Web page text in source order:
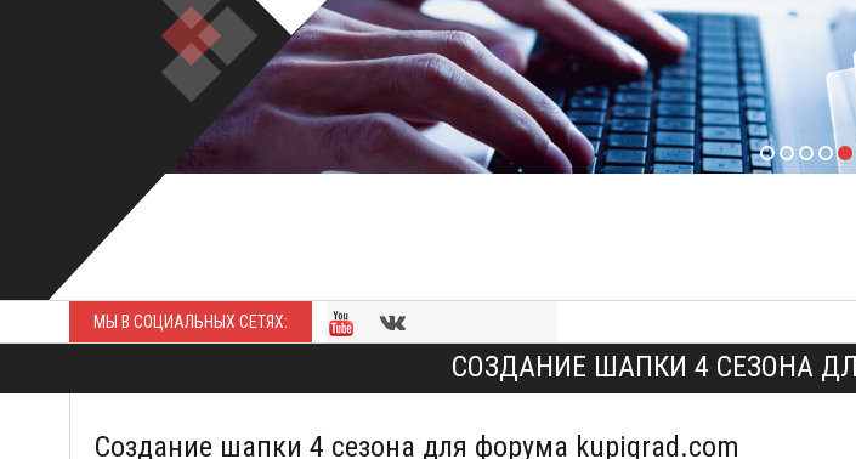
МЫ В СОЦИАЛЬНЫХ СЕТЯХ:
СОЗДАНИЕ ШАПКИ 4 СЕЗОНА
Создание шапки 4 сезона для форума kupigrad.com